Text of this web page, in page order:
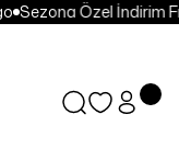
Sezona Özel İndirim